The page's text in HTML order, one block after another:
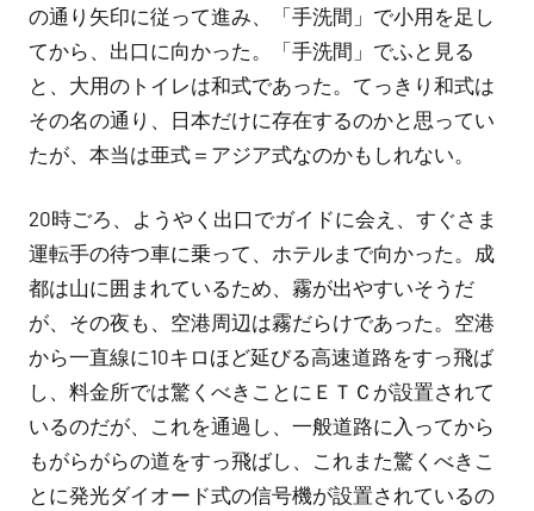
の通り矢印に従って進み、「手洗間」で小用を足し
てから、出口に向かった。「手洗間」でふと見る
と、大用のトイレは和式であった。てっきり和式は
その名の通り、日本だけに存在するのかと思ってい
たが、本当は亜式＝アジア式なのかもしれない。
20時ごろ、ようやく出口でガイドに会え、すぐさま
運転手の待つ車に乗って、ホテルまで向かった。成
都は山に囲まれているため、霧が出やすいそうだ
が、その夜も、空港周辺は霧だらけであった。空港
から一直線に10キロほど延びる高速道路をすっ飛ば
し、料金所では驚くべきことにＥＴＣが設置されて
いるのだが、これを通過し、一般道路に入ってから
もがらがらの道をすっ飛ばし、これまた驚くべきこ
とに発光ダイオード式の信号機が設置されているの